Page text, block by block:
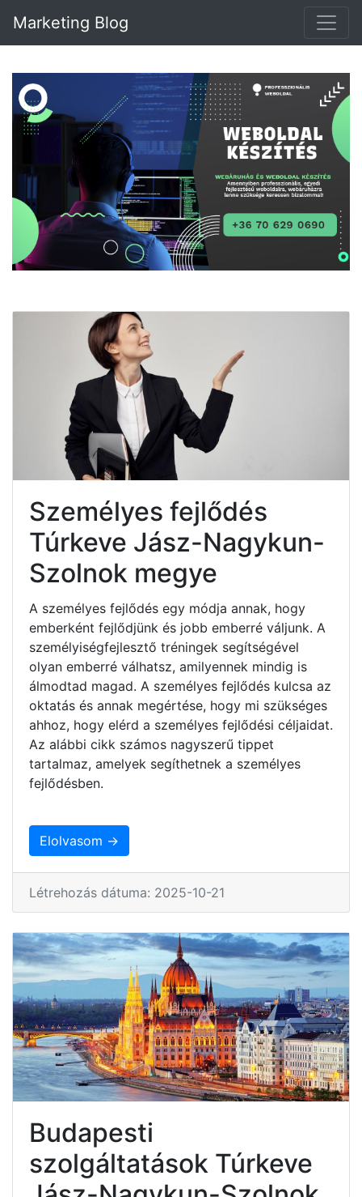
Marketing Blog
Személyes fejlődés
Túrkeve Jász-Nagykun-
Szolnok megye
A személyes fejlődés egy módja annak, hogy
emberként fejlődjünk és jobb emberré váljunk. A
személyiségfejlesztő tréningek segítségével
olyan emberré válhatsz, amilyennek mindig is
álmodtad magad. A személyes fejlődés kulcsa az
oktatás és annak megértése, hogy mi szükséges
ahhoz, hogy elérd a személyes fejlődési céljaidat.
Az alábbi cikk számos nagyszerű tippet
tartalmaz, amelyek segíthetnek a személyes
fejlődésben.
Elolvasom →
Létrehozás dátuma: 2025-10-21
Budapesti
szolgáltatások Túrkeve